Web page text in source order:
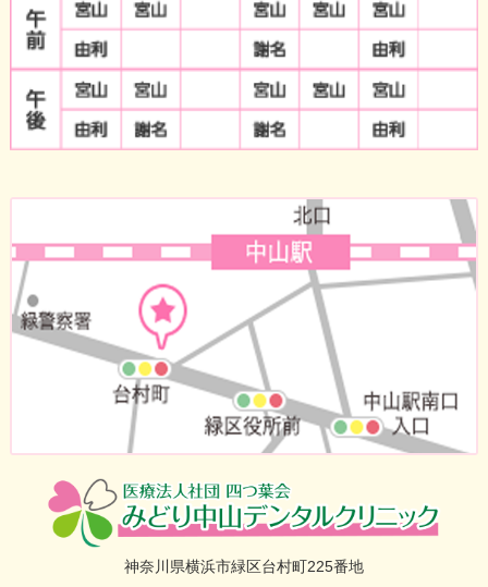
神奈川県横浜市緑区台村町225番地